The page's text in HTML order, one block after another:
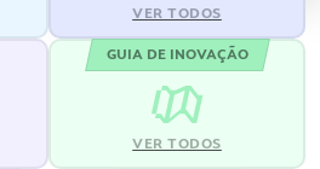
VER TODOS
GUIA DE INOVAÇÃO
VER TODOS